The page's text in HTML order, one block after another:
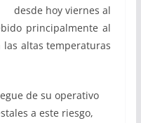
desde hoy viernes al
principalmente al
altas temperaturas
de su operativo
a este riesgo,